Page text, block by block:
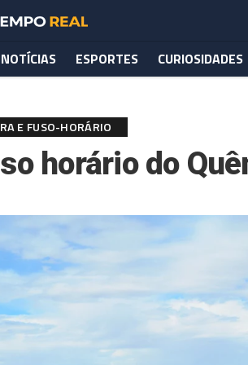
NOTÍCIAS ESPORTES CURIOSIDADES
E FUSO-HORÁRIO
horário do